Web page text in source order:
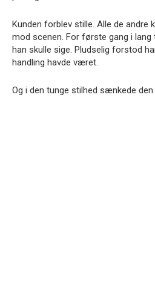
Kunden forblev stille. Alle de andre
mod scenen. For første gang i lang
han skulle sige. Pludselig forstod
handling havde været.
Og i den tunge stilhed sænkede den